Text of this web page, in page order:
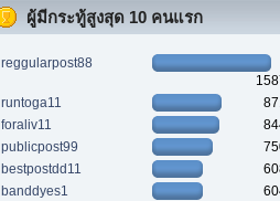
ผู้มีกระทู้สูงสุด 10 คนแรก
reggularpost88
runtoga11
foraliv11
publicpost99
bestpostdd11
banddyes1